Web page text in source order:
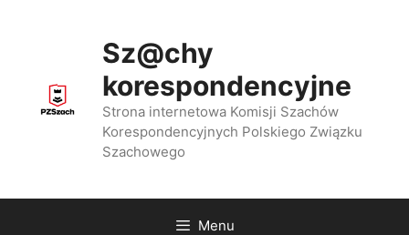
Sz@chy
korespondencyjne
Strona internetowa Komisji Szachów
Korespondencyjnych Polskiego Związku
Szachowego
Menu